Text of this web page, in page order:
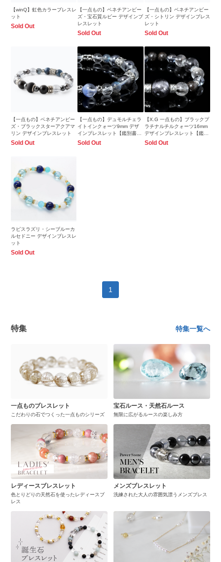
【winQ】虹色カラーブレスレ
ット
Sold Out
【一点もの】ベネチアンビー
ズ・宝石質ルビー デザインブ
レスレット
Sold Out
【一点もの】ベネチアンビー
ズ・シトリン デザインブレス
レット
Sold Out
【一点もの】ベネチアンビー
ズ・ブラックスターアクアマ
リン デザインブレスレット
Sold Out
【一点もの】デュモルチェラ
イトインクォーツ9mm デザ
インブレスレット【鑑別書付
き】
Sold Out
【X.G 一点もの】ブラックプ
ラチナルチルクォーツ16mm
デザインブレスレット【鑑別
書付き】
Sold Out
ラピスラズリ・シーブルーカ
ルセドニー デザインブレスレ
ット
Sold Out
1
特集 特集一覧へ
一点ものブレスレット
こだわりの石でつくった一点ものシリーズ
宝石ルース・天然石ルース
無限に広がるルースの楽しみ方
レディースブレスレット
色とりどりの天然石を使ったレディースブ
レス
メンズブレスレット
洗練された大人の雰囲気漂うメンズブレス